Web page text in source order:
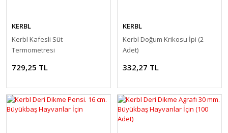
KERBL
Kerbl Kafesli Süt
Termometresi
729,25 TL
KERBL
Kerbl Doğum Krikosu İpi (2
Adet)
332,27 TL